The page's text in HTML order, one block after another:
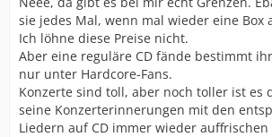
sie jedes Mal, wenn mal wieder eine Box
Ich löhne diese Preise nicht.
Aber eine reguläre CD fände bestimmt
nur unter Hardcore-Fans.
Konzerte sind toll, aber noch toller ist es
seine Konzerterinnerungen mit den
Liedern auf CD immer wieder auffrischen